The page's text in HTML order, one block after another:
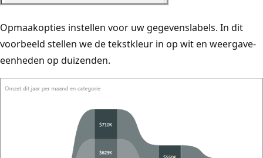
Opmaakopties instellen voor uw gegevenslabels. In dit
voorbeeld stellen we de tekstkleur in op wit en weergave-
eenheden op duizenden.